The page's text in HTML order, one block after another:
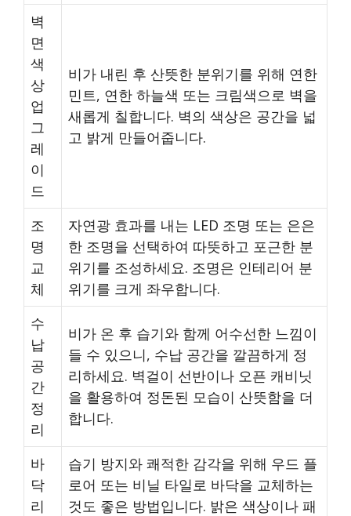
벽
면
색
상
업
그
레
이
드
비가 내린 후 산뜻한 분위기를 위해 연한
민트, 연한 하늘색 또는 크림색으로 벽을
새롭게 칠합니다. 벽의 색상은 공간을 넓
고 밝게 만들어줍니다.
조
명
교
체
자연광 효과를 내는 LED 조명 또는 은은
한 조명을 선택하여 따뜻하고 포근한 분
위기를 조성하세요. 조명은 인테리어 분
위기를 크게 좌우합니다.
수
납
공
간
정
리
비가 온 후 습기와 함께 어수선한 느낌이
들 수 있으니, 수납 공간을 깔끔하게 정
리하세요. 벽걸이 선반이나 오픈 캐비닛
을 활용하여 정돈된 모습이 산뜻함을 더
합니다.
바
닥
리
습기 방지와 쾌적한 감각을 위해 우드 플
로어 또는 비닐 타일로 바닥을 교체하는
것도 좋은 방법입니다. 밝은 색상이나 패